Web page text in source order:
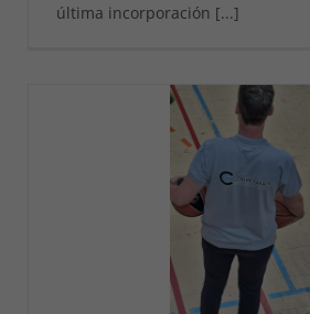
última incorporación [...]